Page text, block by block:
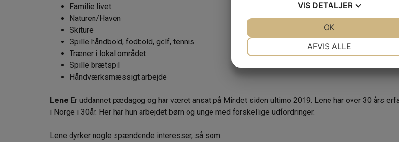
Familie livet
Naturen/Haven
Skiture
Spille håndbold, fodbold, golf, tennis
Træner i lokal området
Spille brætspil
Håndværksmæssigt arbejde
Lene Er uddannet pædagog og har været ansat på Mindet siden ultimo 2019. Lene har over 30 års
i Norge i 30år. Her har hun arbejdet børn og unge med forskellige udfordringer.
Lene dyrker nogle spændende interesser, så som:
VIS DETALJER
AFVIS ALLE
OK